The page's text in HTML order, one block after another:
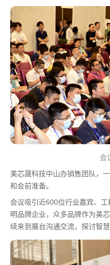
会
美芯晟科技中山办销售团队，
和会前准备。
会议吸引近600位行业嘉宾、
明品牌企业，众多品牌作为美
续来到展台沟通交流，探讨智